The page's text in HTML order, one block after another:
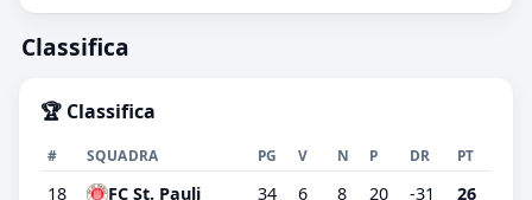
Classifica
🏆 Classifica
# SQUADRA PG V N P DR PT
18 FC St. Pauli 34 6 8 20 -31 26